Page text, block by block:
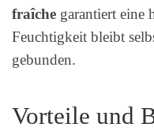
fraîche garantiert eine
Feuchtigkeit bleibt
gebunden.
Vorteile und